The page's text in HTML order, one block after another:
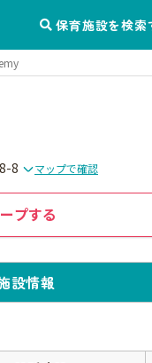
保育施設を検索
8 マップで確認
プする
設情報